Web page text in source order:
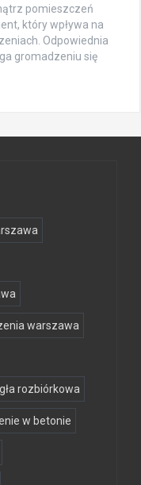
pomieszczeń
który wpływa na
Odpowiednia
gromadzeniu się
warszawa
rozbiórkowa
w betonie